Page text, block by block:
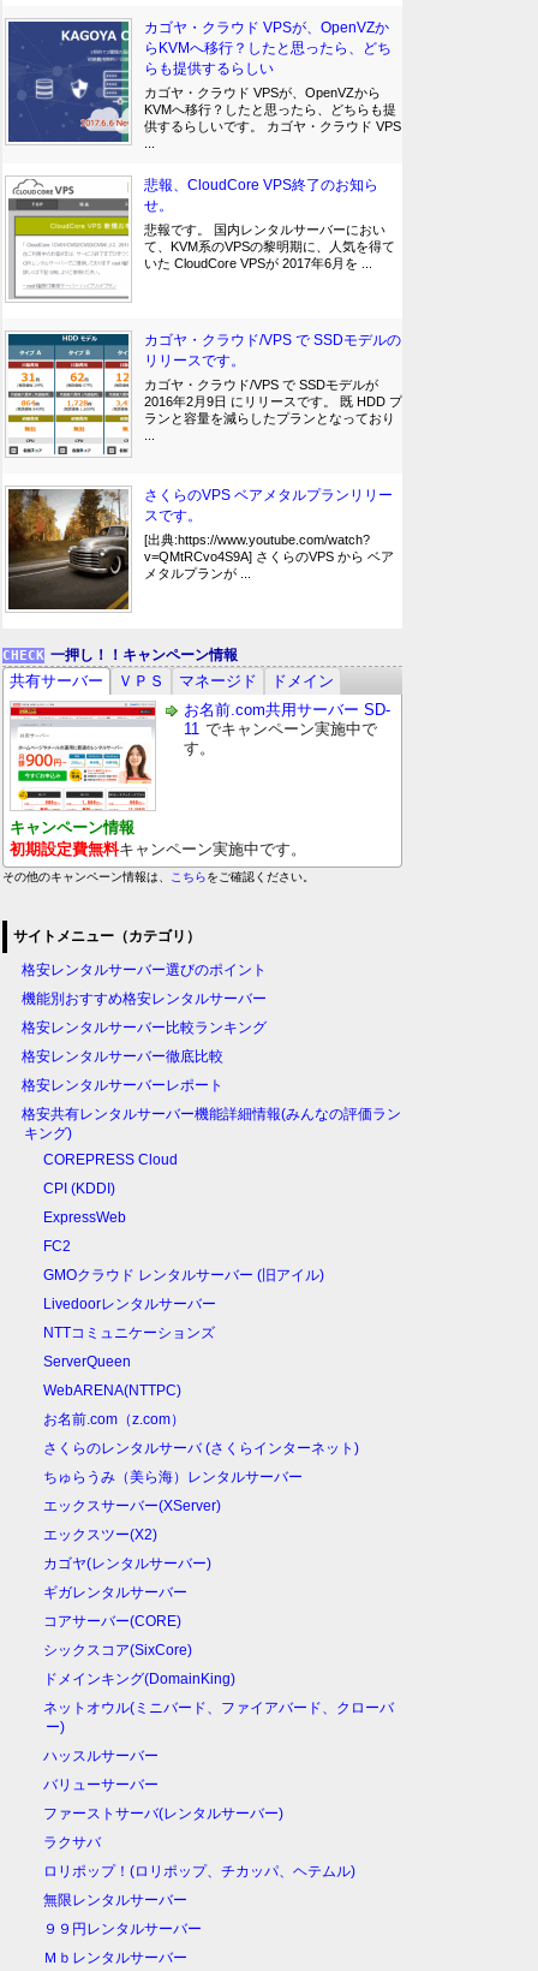
カゴヤ・クラウド VPSが、OpenVZか
らKVMへ移行？したと思ったら、どち
らも提供するらしい
カゴヤ・クラウド VPSが、OpenVZから
KVMへ移行？したと思ったら、どちらも提
供するらしいです。 カゴヤ・クラウド VPS
悲報、CloudCore VPS終了のお知ら
せ。
悲報です。 国内レンタルサーバーにおい
て、KVM系のVPSの黎明期に、人気を得て
いた CloudCore VPSが 2017年6月を ...
カゴヤ・クラウド/VPS で SSDモデルの
リリースです。
カゴヤ・クラウド/VPS で SSDモデルが
2016年2月9日 にリリースです。 既 HDD プ
ランと容量を減らしたプランとなっており
さくらのVPS ベアメタルプランリリー
スです。
[出典:https://www.youtube.com/watch?
v=QMtRCvo4S9A] さくらのVPS から ベア
メタルプランが ...
一押し！！キャンペーン情報
共有サーバー ＶＰＳ マネージド
ドメイン
お名前.com共用サーバー SD-
11 でキャンペーン実施中で
す。
キャンペーン情報
初期設定費無料キャンペーン実施中です。
その他のキャンペーン情報は、 こちらをご確認ください。
サイトメニュー（カテゴリ）
格安レンタルサーバー選びのポイント
機能別おすすめ格安レンタルサーバー
格安レンタルサーバー比較ランキング
格安レンタルサーバー徹底比較
格安レンタルサーバーレポート
格安共有レンタルサーバー機能詳細情報(みんなの評価ラン
キング)
COREPRESS Cloud
CPI (KDDI)
ExpressWeb
FC2
GMOクラウド レンタルサーバー (旧アイル)
Livedoorレンタルサーバー
NTTコミュニケーションズ
ServerQueen
WebARENA(NTTPC)
お名前.com（z.com）
さくらのレンタルサーバ (さくらインターネット)
ちゅらうみ（美ら海）レンタルサーバー
エックスサーバー(XServer)
エックスツー(X2)
カゴヤ(レンタルサーバー)
ギガレンタルサーバー
コアサーバー(CORE)
シックスコア(SixCore)
ドメインキング(DomainKing)
ネットオウル(ミニバード、ファイアバード、クローバ
ー)
ハッスルサーバー
バリューサーバー
ファーストサーバ(レンタルサーバー)
ラクサバ
ロリポップ！(ロリポップ、チカッパ、ヘテムル)
無限レンタルサーバー
９９円レンタルサーバー
Ｍｂレンタルサーバー